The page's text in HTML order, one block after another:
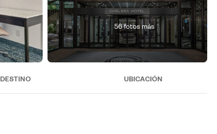
56 fotos más
DESTINO UBICACIÓN